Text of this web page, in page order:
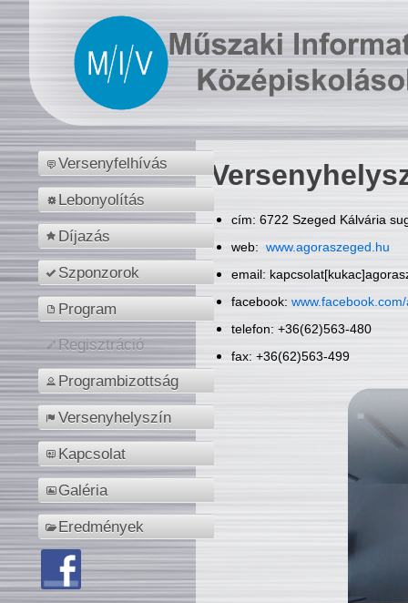
Versenyfelhívás
Lebonyolítás
Díjazás
Szponzorok
Program
Regisztráció
Programbizottság
Versenyhelyszín
Kapcsolat
Galéria
Eredmények
cím: 6722 Szeged Kálvária
web: www.agoraszeged.hu
email:
facebook:
telefon: +36(62)563-480
fax: +36(62)563-499